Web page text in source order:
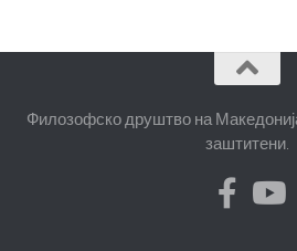
Филозофско друштво на
заштитени.